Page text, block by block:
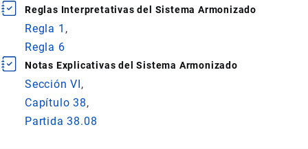
Reglas Interpretativas del Sistema Armonizado
Regla 1
Regla 6
Notas Explicativas del Sistema Armonizado
Sección VI
Capítulo 38
Partida 38.08